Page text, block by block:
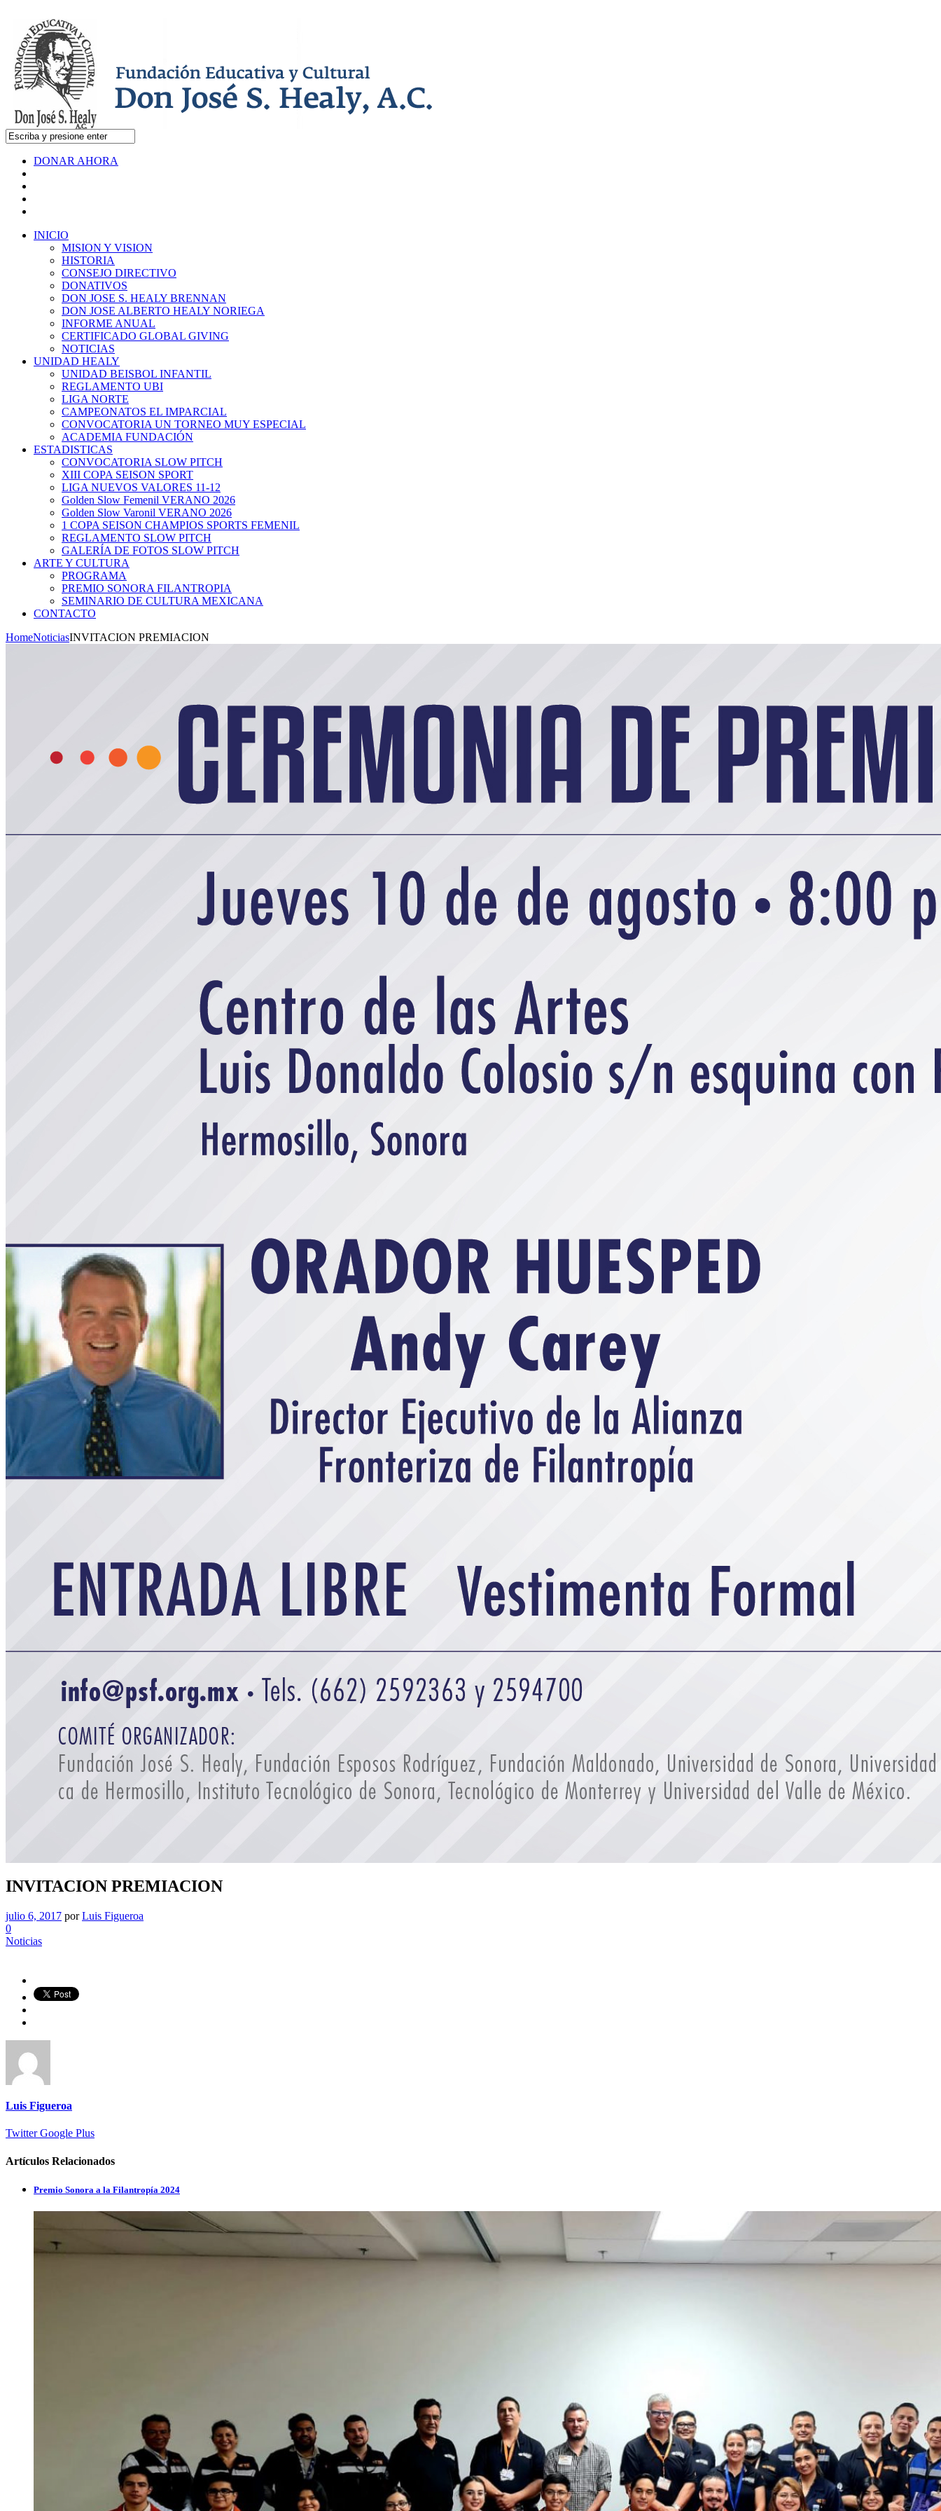
DONAR AHORA
INICIO
MISION Y VISION
HISTORIA
CONSEJO DIRECTIVO
DONATIVOS
DON JOSE S. HEALY BRENNAN
DON JOSE ALBERTO HEALY NORIEGA
INFORME ANUAL
CERTIFICADO GLOBAL GIVING
NOTICIAS
UNIDAD HEALY
UNIDAD BEISBOL INFANTIL
REGLAMENTO UBI
LIGA NORTE
CAMPEONATOS EL IMPARCIAL
CONVOCATORIA UN TORNEO MUY ESPECIAL
ACADEMIA FUNDACIÓN
ESTADISTICAS
CONVOCATORIA SLOW PITCH
XIII COPA SEISON SPORT
LIGA NUEVOS VALORES 11-12
Golden Slow Femenil VERANO 2026
Golden Slow Varonil VERANO 2026
1 COPA SEISON CHAMPIOS SPORTS FEMENIL
REGLAMENTO SLOW PITCH
GALERÍA DE FOTOS SLOW PITCH
ARTE Y CULTURA
PROGRAMA
PREMIO SONORA FILANTROPIA
SEMINARIO DE CULTURA MEXICANA
CONTACTO
HomeNoticiasINVITACION PREMIACION
INVITACION PREMIACION
julio 6, 2017 porLuis Figueroa
0
Noticias
Luis Figueroa
TwitterGoogle Plus
Artículos Relacionados
Premio Sonora a la Filantropía 2024